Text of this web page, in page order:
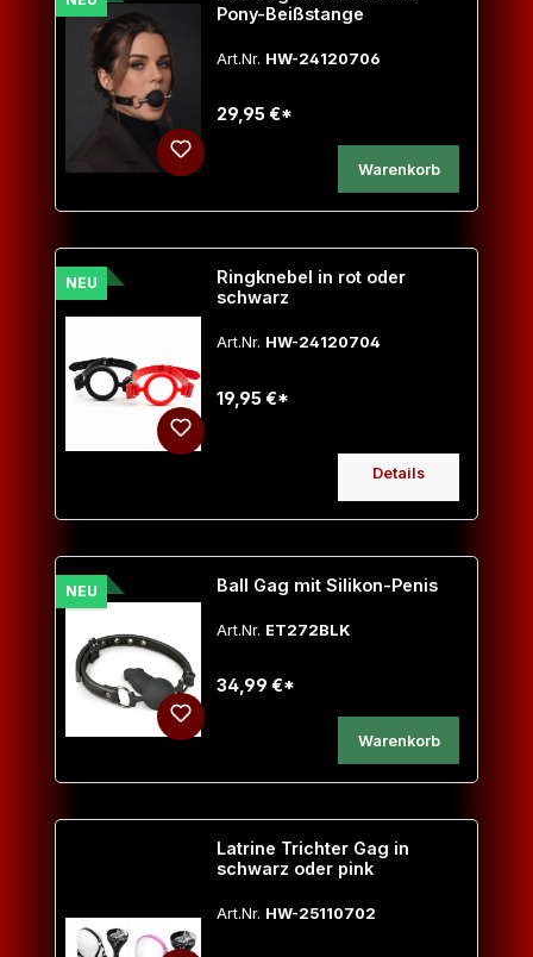
Pony-Beißstange
Art.Nr. HW-24120706
29,95 €*
Warenkorb
NEU
Ringknebel in rot oder
schwarz
Art.Nr. HW-24120704
19,95 €*
Details
NEU Ball Gag mit Silikon-Penis
Art.Nr. ET272BLK
34,99 €*
Warenkorb
Latrine Trichter Gag in
schwarz oder pink
Art.Nr. HW-25110702